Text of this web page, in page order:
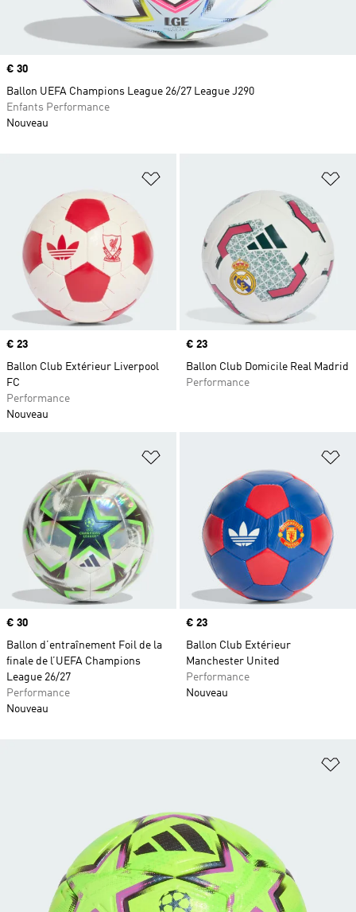
Ajouter à la Liste de produits
Prix
€ 23
Ballon Club Extérieur Liverpool
FC
Performance
Nouveau
Prix
€ 23
Ballon Club Domicile Real Madrid
Performance
Ajouter à la Liste de produits
Prix
€ 30
Ballon d’entraînement Foil de la
finale de l’UEFA Champions
League 26/27
Performance
Nouveau
Prix
€ 23
Ballon Club Extérieur
Manchester United
Performance
Nouveau
Prix
€ 30
Ballon UEFA Champions League 26/27 League J290
Enfants Performance
Nouveau